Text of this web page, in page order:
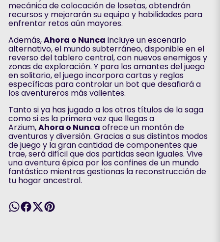
mecánica de colocación de losetas, obtendrán
recursos y mejorarán su equipo y habilidades para
enfrentar retos aún mayores.
Además,Ahora o Nunca incluye un escenario
alternativo, el mundo subterráneo, disponible en el
reverso del tablero central, con nuevos enemigos y
zonas de exploración. Y para los amantes del juego
en solitario, el juego incorpora cartas y reglas
específicas para controlar un bot que desafiará a
los aventureros más valientes.
Tanto si ya has jugado a los otros títulos de la saga
como si es la primera vez que llegas a
Arzium,Ahora o Nunca ofrece un montón de
aventuras y diversión. Gracias a sus distintos modos
de juego y la gran cantidad de componentes que
trae, será difícil que dos partidas sean iguales. Vive
una aventura épica por los confines de un mundo
fantástico mientras gestionas la reconstrucción de
tu hogar ancestral.